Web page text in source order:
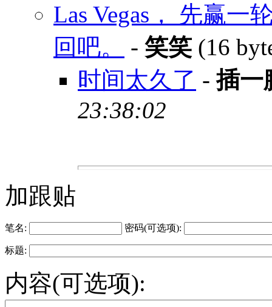
Las Vegas， 先赢一
回吧。
- 笑笑 (16
时间太久了 -插一
23:38:02
加跟贴
笔名: 密码(可选项):
标题:
内容(可选项):